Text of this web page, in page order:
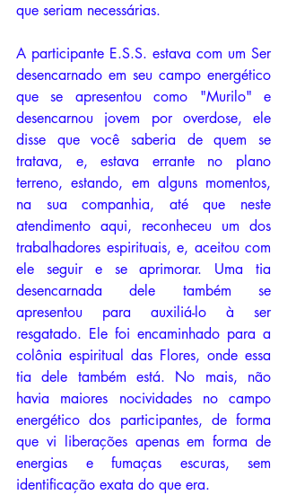
que seriam necessárias.
A participante E.S.S. estava com um Ser
desencarnado em seu campo energético
que se apresentou como "Murilo" e
desencarnou jovem por overdose, ele
disse que você saberia de quem se
tratava, e, estava errante no plano
terreno, estando, em alguns momentos,
na sua companhia, até que neste
atendimento aqui, reconheceu um dos
trabalhadores espirituais, e, aceitou com
ele seguir e se aprimorar. Uma tia
desencarnada dele também se
apresentou para auxiliá-lo à ser
resgatado. Ele foi encaminhado para a
colônia espiritual das Flores, onde essa
tia dele também está. No mais, não
havia maiores nocividades no campo
energético dos participantes, de forma
que vi liberações apenas em forma de
energias e fumaças escuras, sem
identificação exata do que era.